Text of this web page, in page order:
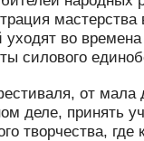
мастерства
уходят во
силового
от мала
деле, принять
творчества,